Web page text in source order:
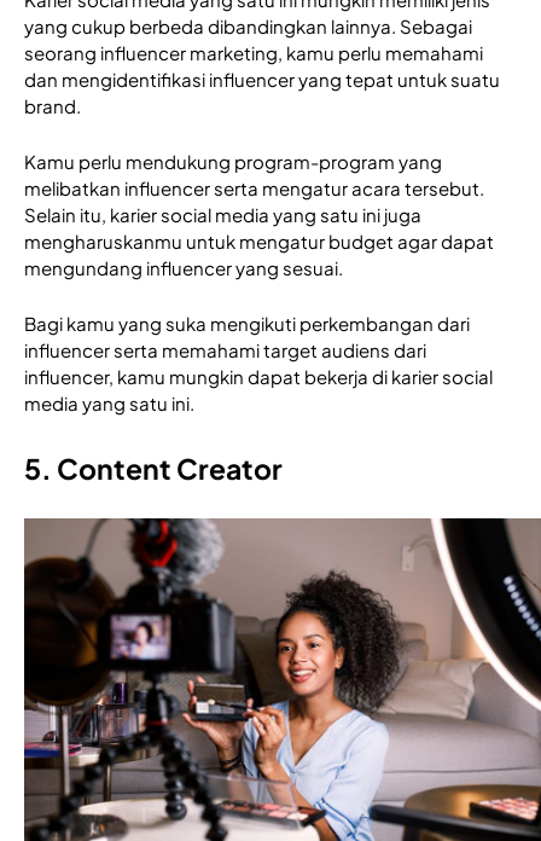
yang cukup berbeda dibandingkan lainnya. Sebagai
seorang influencer marketing, kamu perlu memahami
dan mengidentifikasi influencer yang tepat untuk suatu
brand.
Kamu perlu mendukung program-program yang
melibatkan influencer serta mengatur acara tersebut.
Selain itu, karier social media yang satu ini juga
mengharuskanmu untuk mengatur budget agar dapat
mengundang influencer yang sesuai.
Bagi kamu yang suka mengikuti perkembangan dari
influencer serta memahami target audiens dari
influencer, kamu mungkin dapat bekerja di karier social
media yang satu ini.
5. Content Creator